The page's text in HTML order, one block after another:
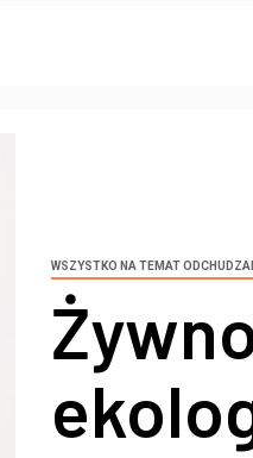
WSZYSTKO NA TEMAT